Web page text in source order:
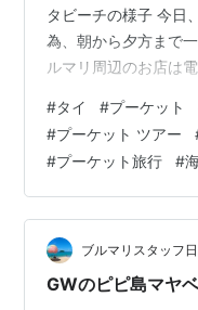
タビーチの様子 今日
為、朝から夕方まで
ルマリ周辺のお店は
ソーラー発電のおか
お天気も良く、太陽
ということで、通常
#タイ #プーケット
#プーケット ツアー
#プーケット旅行 #
ブルマリスタッフ
GWのピピ島マヤベ